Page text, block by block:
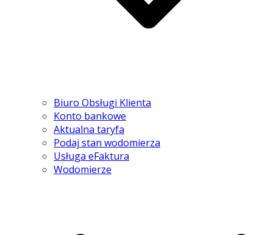
Biuro Obsługi Klienta
Konto bankowe
Aktualna taryfa
Podaj stan wodomierza
Usługa eFaktura
Wodomierze